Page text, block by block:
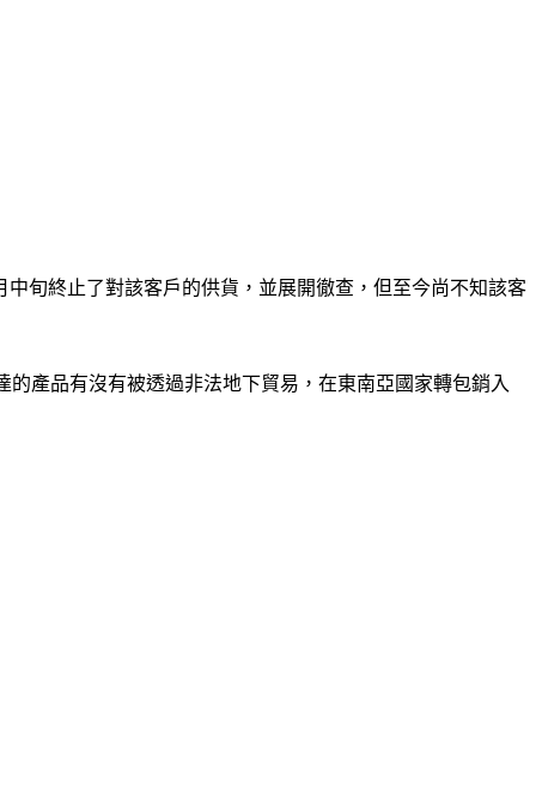
旬終止了對該客戶的供貨，並展開徹查，但至今尚不知該客
產品有沒有被透過非法地下貿易，在東南亞國家轉包銷入